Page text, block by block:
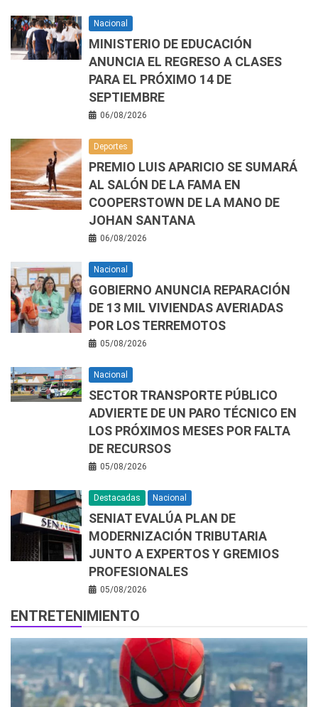
Nacional
MINISTERIO DE EDUCACIÓN
ANUNCIA EL REGRESO A CLASES
PARA EL PRÓXIMO 14 DE
SEPTIEMBRE
06/08/2026
Deportes
PREMIO LUIS APARICIO SE SUMARÁ
AL SALÓN DE LA FAMA EN
COOPERSTOWN DE LA MANO DE
JOHAN SANTANA
06/08/2026
Nacional
GOBIERNO ANUNCIA REPARACIÓN
DE 13 MIL VIVIENDAS AVERIADAS
POR LOS TERREMOTOS
05/08/2026
Nacional
SECTOR TRANSPORTE PÚBLICO
ADVIERTE DE UN PARO TÉCNICO EN
LOS PRÓXIMOS MESES POR FALTA
DE RECURSOS
05/08/2026
Destacadas Nacional
SENIAT EVALÚA PLAN DE
MODERNIZACIÓN TRIBUTARIA
JUNTO A EXPERTOS Y GREMIOS
PROFESIONALES
05/08/2026
ENTRETENIMIENTO